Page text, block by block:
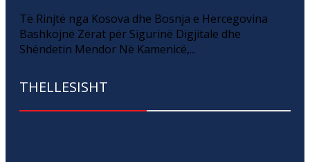
Të Rinjtë nga Kosova dhe Bosnja e Hercegovina
Bashkojnë Zërat për Sigurinë Digjitale dhe
Shëndetin Mendor Në Kamenicë,...
THELLESISHT